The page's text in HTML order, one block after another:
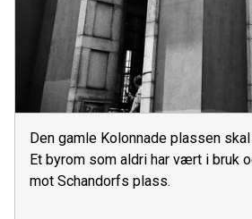
Den gamle Kolonnade plassen
Et byrom som aldri har vært i bruk
mot Schandorfs plass.